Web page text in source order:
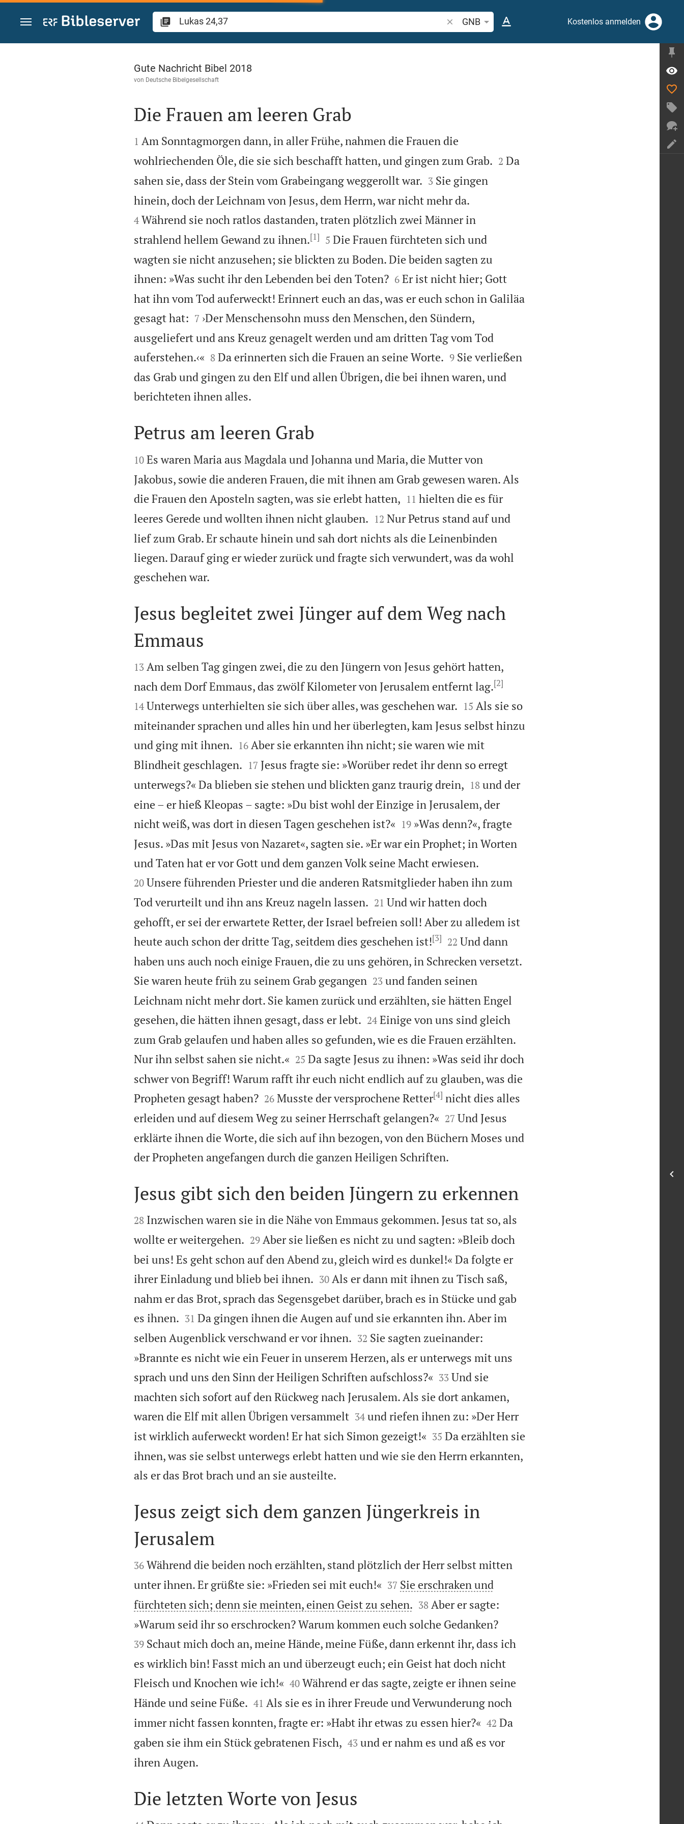
Zum Inhalt springen
Bibelstelle oder Begriff suchen
GNB Kostenlos anmelden
Lukas 24
Gute Nachricht Bibel 2018
von Deutsche Bibelgesellschaft

Die Frauen am leeren Grab

1 Am Sonntagmorgen dann, in aller Frühe, nahmen die Frauen die
wohlriechenden Öle, die sie sich beschafft hatten, und gingen zum Grab.
2 Da
sahen sie, dass der Stein vom Grabeingang weggerollt war.
3 Sie gingen
hinein, doch der Leichnam von Jesus, dem Herrn, war nicht mehr da.
4 Während sie noch ratlos dastanden, traten plötzlich zwei Männer in
strahlend hellem Gewand zu ihnen.[1]
5 Die Frauen fürchteten sich und
wagten sie nicht anzusehen; sie blickten zu Boden. Die beiden sagten zu
ihnen: »Was sucht ihr den Lebenden bei den Toten?
6 Er ist nicht hier; Gott
hat ihn vom Tod auferweckt! Erinnert euch an das, was er euch schon in Galiläa
gesagt hat:
7 ›Der Menschensohn muss den Menschen, den Sündern,
ausgeliefert und ans Kreuz genagelt werden und am dritten Tag vom Tod
auferstehen.‹«
8 Da erinnerten sich die Frauen an seine Worte.
9 Sie verließen
das Grab und gingen zu den Elf und allen Übrigen, die bei ihnen waren, und
berichteten ihnen alles.

Petrus am leeren Grab

10 Es waren Maria aus Magdala und Johanna und Maria, die Mutter von
Jakobus, sowie die anderen Frauen, die mit ihnen am Grab gewesen waren. Als
die Frauen den Aposteln sagten, was sie erlebt hatten, 

11 hielten die es für
leeres Gerede und wollten ihnen nicht glauben.
12 Nur Petrus stand auf und
lief zum Grab. Er schaute hinein und sah dort nichts als die Leinenbinden
liegen. Darauf ging er wieder zurück und fragte sich verwundert, was da wohl
geschehen war.

Jesus begleitet zwei Jünger auf dem Weg nach
Emmaus

13 Am selben Tag gingen zwei, die zu den Jüngern von Jesus gehört hatten,
nach dem Dorf Emmaus, das zwölf Kilometer von Jerusalem entfernt lag.[2]
14 Unterwegs unterhielten sie sich über alles, was geschehen war.
15 Als sie so
miteinander sprachen und alles hin und her überlegten, kam Jesus selbst hinzu
und ging mit ihnen.
16 Aber sie erkannten ihn nicht; sie waren wie mit
Blindheit geschlagen.
17 Jesus fragte sie: »Worüber redet ihr denn so erregt
unterwegs?« Da blieben sie stehen und blickten ganz traurig drein, 

18 und der
eine – er hieß Kleopas – sagte: »Du bist wohl der Einzige in Jerusalem, der
nicht weiß, was dort in diesen Tagen geschehen ist?«
19 »Was denn?«, fragte
Jesus. »Das mit Jesus von Nazaret«, sagten sie. »Er war ein Prophet; in Worten
und Taten hat er vor Gott und dem ganzen Volk seine Macht erwiesen.
20 Unsere führenden Priester und die anderen Ratsmitglieder haben ihn zum
Tod verurteilt und ihn ans Kreuz nageln lassen.
21 Und wir hatten doch
gehofft, er sei der erwartete Retter, der Israel befreien soll! Aber zu alledem ist
heute auch schon der dritte Tag, seitdem dies geschehen ist![3]
22 Und dann
haben uns auch noch einige Frauen, die zu uns gehören, in Schrecken versetzt.
Sie waren heute früh zu seinem Grab gegangen
23 und fanden seinen
Leichnam nicht mehr dort. Sie kamen zurück und erzählten, sie hätten Engel
gesehen, die hätten ihnen gesagt, dass er lebt.
24 Einige von uns sind gleich
zum Grab gelaufen und haben alles so gefunden, wie es die Frauen erzählten.
Nur ihn selbst sahen sie nicht.«
25 Da sagte Jesus zu ihnen: »Was seid ihr doch
schwer von Begriff! Warum rafft ihr euch nicht endlich auf zu glauben, was die
Propheten gesagt haben?
26 Musste der versprochene Retter[4] nicht dies alles
erleiden und auf diesem Weg zu seiner Herrschaft gelangen?«
27 Und Jesus
erklärte ihnen die Worte, die sich auf ihn bezogen, von den Büchern Moses und
der Propheten angefangen durch die ganzen Heiligen Schriften.

Jesus gibt sich den beiden Jüngern zu erkennen

28 Inzwischen waren sie in die Nähe von Emmaus gekommen. Jesus tat so, als
wollte er weitergehen.
29 Aber sie ließen es nicht zu und sagten: »Bleib doch
bei uns! Es geht schon auf den Abend zu, gleich wird es dunkel!« Da folgte er
ihrer Einladung und blieb bei ihnen.
30 Als er dann mit ihnen zu Tisch saß,
nahm er das Brot, sprach das Segensgebet darüber, brach es in Stücke und gab
es ihnen.
31 Da gingen ihnen die Augen auf und sie erkannten ihn. Aber im
selben Augenblick verschwand er vor ihnen.
32 Sie sagten zueinander:
»Brannte es nicht wie ein Feuer in unserem Herzen, als er unterwegs mit uns
sprach und uns den Sinn der Heiligen Schriften aufschloss?«
33 Und sie
machten sich sofort auf den Rückweg nach Jerusalem. Als sie dort ankamen,
waren die Elf mit allen Übrigen versammelt
34 und riefen ihnen zu: »Der Herr
ist wirklich auferweckt worden! Er hat sich Simon gezeigt!«
35 Da erzählten sie
ihnen, was sie selbst unterwegs erlebt hatten und wie sie den Herrn erkannten,
als er das Brot brach und an sie austeilte.

Jesus zeigt sich dem ganzen Jüngerkreis in
Jerusalem

36 Während die beiden noch erzählten, stand plötzlich der Herr selbst mitten
unter ihnen. Er grüßte sie: »Frieden sei mit euch!«
37 Sie erschraken und
fürchteten sich; denn sie meinten, einen Geist zu sehen.
38 Aber er sagte:
»Warum seid ihr so erschrocken? Warum kommen euch solche Gedanken?
39 Schaut mich doch an, meine Hände, meine Füße, dann erkennt ihr, dass ich
es wirklich bin! Fasst mich an und überzeugt euch; ein Geist hat doch nicht
Fleisch und Knochen wie ich!«
40 Während er das sagte, zeigte er ihnen seine
Hände und seine Füße.
41 Als sie es in ihrer Freude und Verwunderung noch
immer nicht fassen konnten, fragte er: »Habt ihr etwas zu essen hier?«
42 Da
gaben sie ihm ein Stück gebratenen Fisch,
43 und er nahm es und aß es vor
ihren Augen.
Die letzten Worte von Jesus